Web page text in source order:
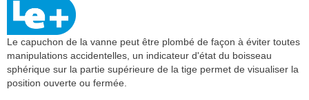
Le capuchon de la vanne peut être plombé de façon à éviter toutes
manipulations accidentelles, un indicateur d'état du boisseau
sphérique sur la partie supérieure de la tige permet de visualiser la
position ouverte ou fermée.